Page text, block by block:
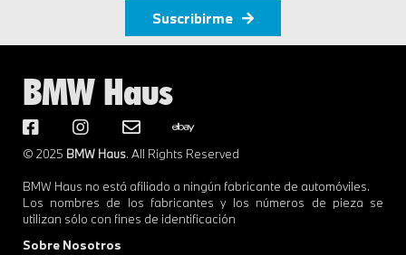
Suscribirme
BMW Haus
© 2025 BMW Haus. All Rights Reserved
BMW Haus no está afiliado a ningún fabricante de automóviles.
Los nombres de los fabricantes y los números de pieza se
utilizan sólo con fines de identificación
Sobre Nosotros